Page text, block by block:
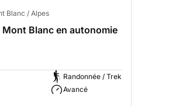
Blanc / Alpes
Mont Blanc en autonomie
Randonnée / Trek
Avancé